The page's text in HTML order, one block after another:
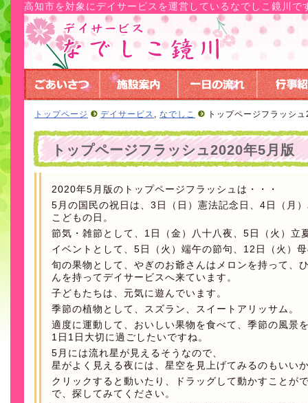
高知市を対象にデイサービスを運営しているなでしこ鏡川で
トップページ デイサービス , なでしこ トップページフラッシ
トップページフラッシュ2020年5月版
2020年5月版のトップページフラッシュは・・・
5月の国民の祝日は、3日（日）憲法記念日、4日（月
こどもの日。
節気・雑節として、1日（金）八十八夜、5日（火）立
イベントとして、5日（火）端午の節句、12日（火）
旬の果物として、やぎのお爺さんはメロンを持って、
んを持ってデイサービスへ来ています。
子どもたちは、元気に遊んでいます。
季節の植物として、スズラン、スイートアリッサム。
適度に運動して、おいしい果物を食べて、季節の風景
1日1日大切に過ごしたいですね。
5月には流れ星が見えるそうなので、
星がよく見える夜には、星空を見上げてみるのもいい
クリックすると動いたり、ドラッグして動かすことが
で、探してみてください。